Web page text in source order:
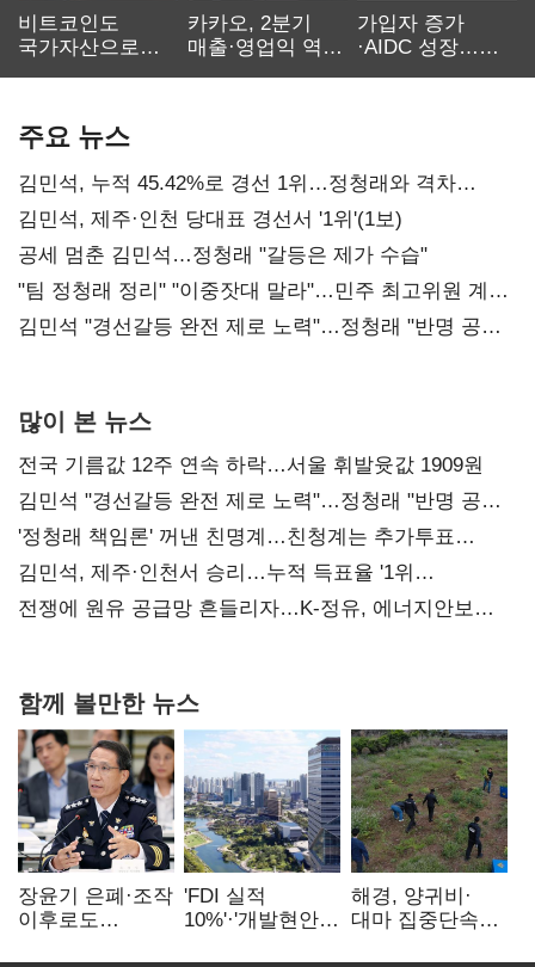
비트코인도
국가자산으로…'
카카오, 2분기
매출·영업익 역대
가입자 증가
·AIDC 성장…
주요 뉴스
김민석, 누적 45.42%로 경선 1위…정청래와 격차
0.86%p(2보)
김민석, 제주·인천 당대표 경선서 '1위'(1보)
공세 멈춘 김민석…정청래 "갈등은 제가 수습"
"팀 정청래 정리" "이중잣대 말라"…민주 최고위원 계파
다툼 격화
김민석 "경선갈등 완전 제로 노력"…정청래 "반명 공세
많이 본 뉴스
전국 기름값 12주 연속 하락…서울 휘발윳값 1909원
김민석 "경선갈등 완전 제로 노력"…정청래 "반명 공세
사과부터"
'정청래 책임론' 꺼낸 친명계…친청계는 추가투표
때리기
김민석, 제주·인천서 승리…누적 득표율 '1위
탈환'(종합)
전쟁에 원유 공급망 흔들리자…K-정유, 에너지안보
함께 볼만한 뉴스
장윤기 은폐·조작
이후로도
'FDI 실적
10%'·'개발현안
해경, 양귀비·
대마 집중단속…